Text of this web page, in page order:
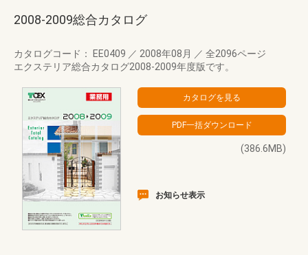
2008-2009総合カタログ
カタログコード： EE0409 ／ 2008年08月 ／ 全2096ページ
エクステリア総合カタログ2008-2009年度版です。
(386.6MB)
お知らせ表示